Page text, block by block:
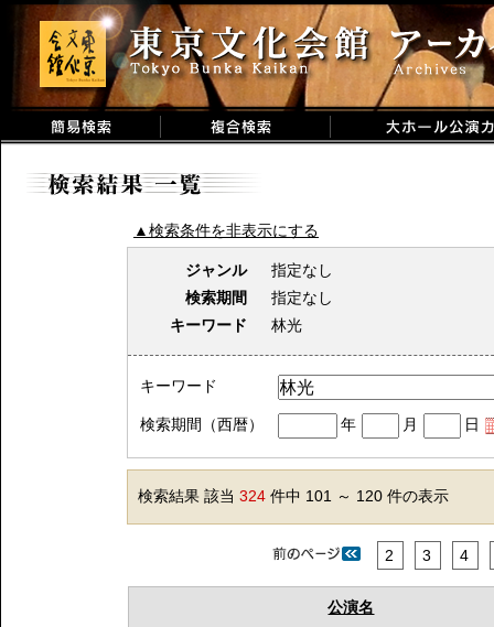
▲検索条件を非表示にする
ジャンル
指定なし
検索期間
指定なし
キーワード
林光
キーワード
検索期間（西暦） 年 月 日
検索結果 該当324 件中 101 ～ 120 件の表示
2 3 4
公演名